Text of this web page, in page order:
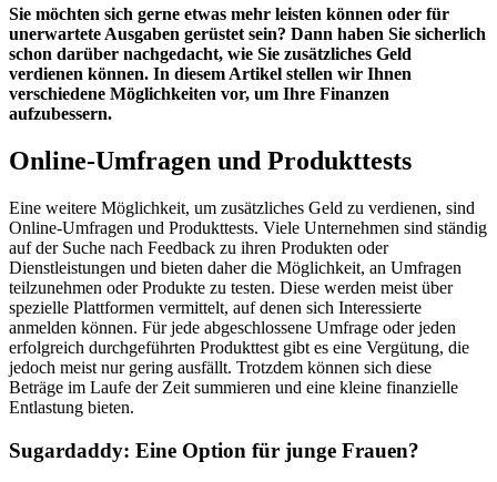
Sie möchten sich gerne etwas mehr leisten können oder für
unerwartete Ausgaben gerüstet sein? Dann haben Sie sicherlich
schon darüber nachgedacht, wie Sie zusätzliches Geld
verdienen können. In diesem Artikel stellen wir Ihnen
verschiedene Möglichkeiten vor, um Ihre Finanzen
aufzubessern.
Online-Umfragen und Produkttests
Eine weitere Möglichkeit, um zusätzliches Geld zu verdienen, sind
Online-Umfragen und Produkttests. Viele Unternehmen sind ständig
auf der Suche nach Feedback zu ihren Produkten oder
Dienstleistungen und bieten daher die Möglichkeit, an Umfragen
teilzunehmen oder Produkte zu testen. Diese werden meist über
spezielle Plattformen vermittelt, auf denen sich Interessierte
anmelden können. Für jede abgeschlossene Umfrage oder jeden
erfolgreich durchgeführten Produkttest gibt es eine Vergütung, die
jedoch meist nur gering ausfällt. Trotzdem können sich diese
Beträge im Laufe der Zeit summieren und eine kleine finanzielle
Entlastung bieten.
Sugardaddy: Eine Option für junge Frauen?